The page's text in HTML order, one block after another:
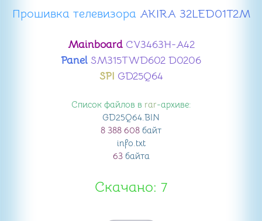
Прошивка телевизора​ AKIRA 32LED01T2M
MainboardCV3463H-A42
Panel SM315TWD602 D0206
SPI GD25Q64
Список файлов в rar-архиве:
GD25Q64.BIN
8 388 608 байт
info.txt
63байта
Скачано: 7